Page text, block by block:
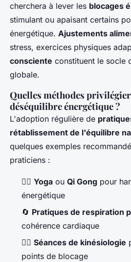
cherchera à lever les blocages
stimulant ou apaisant certains
énergétique. Ajustements
stress, exercices physiques
consciente constituent le socle
globale.
Quelles méthodes
déséquilibre énergétique ?
L'adoption régulière de
rétablissement de l'équilibre
quelques exemples
praticiens :
🧘‍♂️ Yoga ou Qi Gong pour
énergétique
🔄 Pratiques de respiration
cohérence cardiaque
💆‍♀️ Séances de kinésiologie
points de blocage